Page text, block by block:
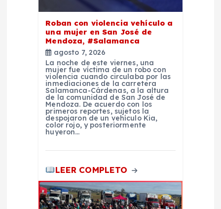
Roban con violencia vehículo a
una mujer en San José de
Mendoza, #Salamanca
agosto 7, 2026
La noche de este viernes, una
mujer fue víctima de un robo con
violencia cuando circulaba por las
inmediaciones de la carretera
Salamanca-Cárdenas, a la altura
de la comunidad de San José de
Mendoza. De acuerdo con los
primeros reportes, sujetos la
despojaron de un vehículo Kia,
color rojo, y posteriormente
huyeron…
LEER COMPLETO